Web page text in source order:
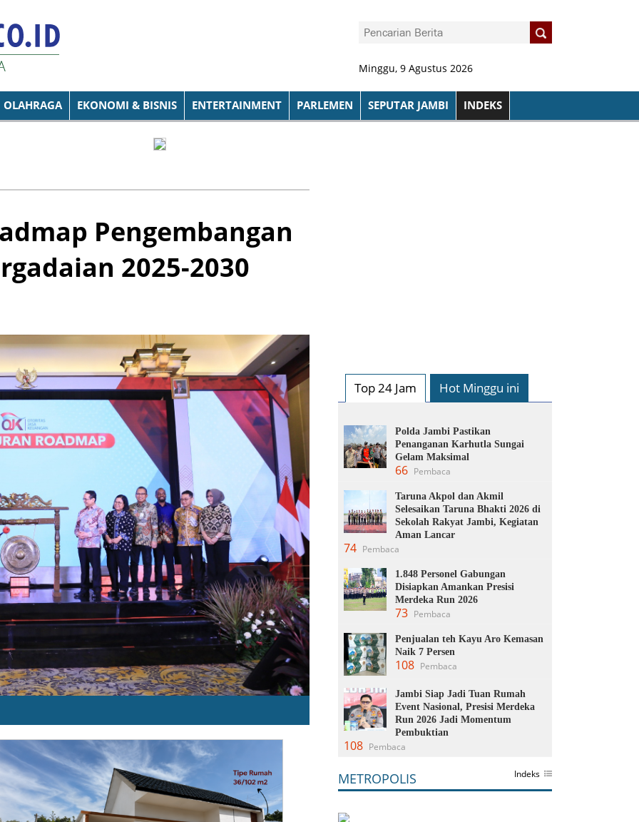
Minggu, 9 Agustus 2026
OLAHRAGA EKONOMI & BISNIS ENTERTAINMENT PARLEMEN SEPUTAR JAMBI INDEKS
Pengembangan
2025-2030
Top 24 Jam Hot Minggu ini
Polda Jambi Pastikan
Penanganan Karhutla Sungai
Gelam Maksimal
66 Pembaca
Taruna Akpol dan Akmil
Selesaikan Taruna Bhakti 2026 di
Sekolah Rakyat Jambi, Kegiatan
Aman Lancar
74 Pembaca
1.848 Personel Gabungan
Disiapkan Amankan Presisi
Merdeka Run 2026
73 Pembaca
Penjualan teh Kayu Aro Kemasan
Naik 7 Persen
108 Pembaca
Jambi Siap Jadi Tuan Rumah
Event Nasional, Presisi Merdeka
Run 2026 Jadi Momentum
Pembuktian
108 Pembaca
METROPOLIS Indeks